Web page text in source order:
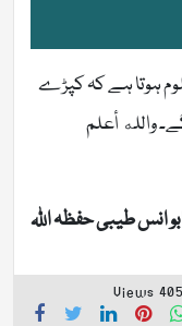
ہوتا ہے کہ کپڑے
والله أعلم
انس طیبی حفظہ اللہ
405 Views